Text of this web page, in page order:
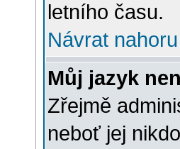
letního času.
Návrat nahoru
Můj jazyk
Zřejmě
neboť jej